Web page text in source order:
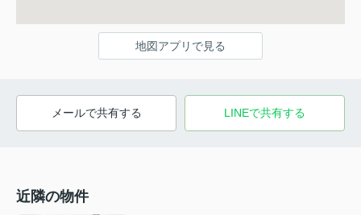
地図アプリで見る
メールで共有する LINEで共有する
近隣の物件